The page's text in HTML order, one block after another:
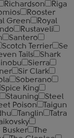
Richardson
Riga
Rooster
Green
Royal
Rustaveli
Santero
Scotch Terrier
Se
Tails
Shark
Sierra
Sir Clark
Soberano
Spice King
Stauning
Steel
Poison
Taigun
Tanglin
Tatra
Busker
The